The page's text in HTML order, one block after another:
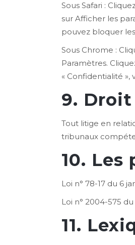
Sous Safari :
sur Afficher les
pouvez bloquer
Sous Chrome :
Paramètres.
« Confidentialité »,
9.
Tout litige en
tribunaux
10. Les
Loi n° 78-17 du 6
Loi n° 2004-575
11.